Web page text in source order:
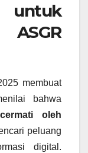
membuat
bahwa
oleh
peluang
digital.